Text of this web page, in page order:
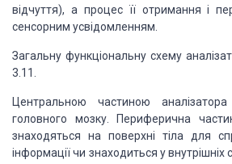
відчуття), а процес її отримання і
сенсорним усвідомленням.
Загальну функціональну схему
3.11.
Центральною частиною
головного мозку. Периферична
знаходяться на поверхні тіла для
інформації чи знаходиться у внутрішніх